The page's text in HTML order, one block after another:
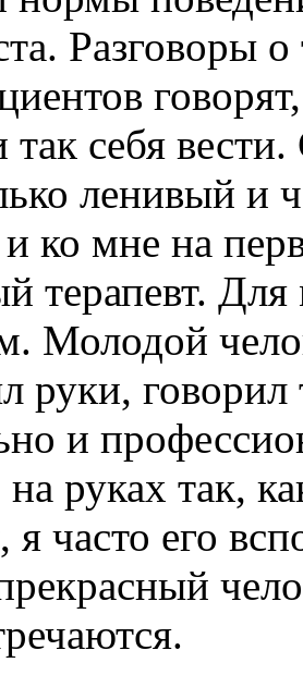
Разговоры
так себя
ленивый и
ко мне на
терапевт.
Молодой
руки, говорил
и
на руках так,
часто его